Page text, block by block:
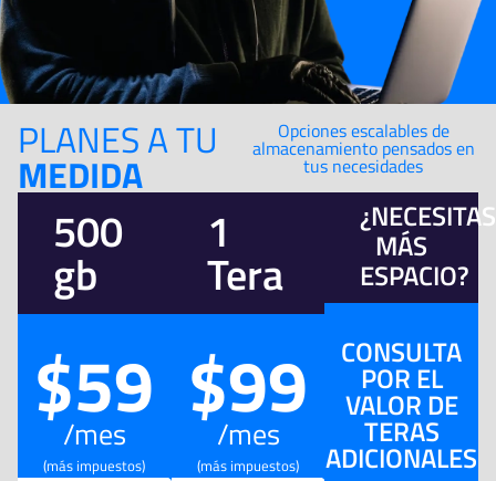
PLANES A TU
MEDIDA
Opciones escalables de
almacenamiento pensados en
tus necesidades
500
gb
$59
/mes
(más impuestos)
1
Tera
$99
/mes
(más impuestos)
¿NECESITAS
MÁS
ESPACIO?
CONSULTA
POR EL
VALOR DE
TERAS
ADICIONALES